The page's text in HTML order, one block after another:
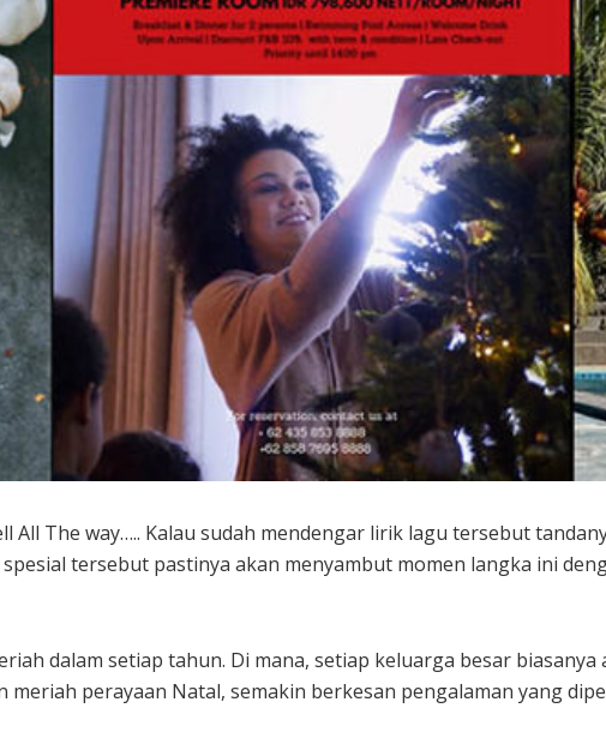
All The way….. Kalau sudah mendengar lirik lagu tersebut
tersebut pastinya akan menyambut momen langka ini
dalam setiap tahun. Di mana, setiap keluarga besar
meriah perayaan Natal, semakin berkesan pengalaman yang